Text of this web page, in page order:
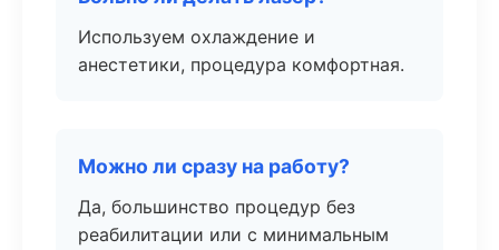
Используем охлаждение и
анестетики, процедура комфортная.
Можно ли сразу на работу?
Да, большинство процедур без
реабилитации или с минимальным